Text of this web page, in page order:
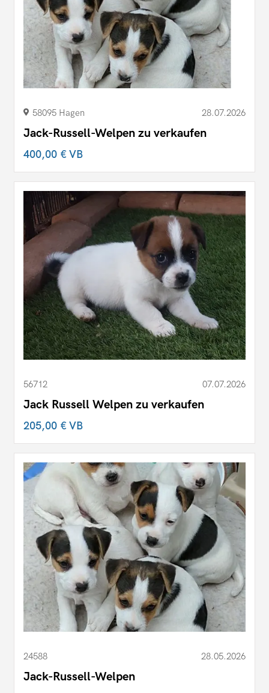
58095 Hagen 28.07.2026
Jack-Russell-Welpen zu verkaufen
400,00 €VB
56712 07.07.2026
Jack Russell Welpen zu verkaufen
205,00 €VB
24588 28.05.2026
Jack-Russell-Welpen